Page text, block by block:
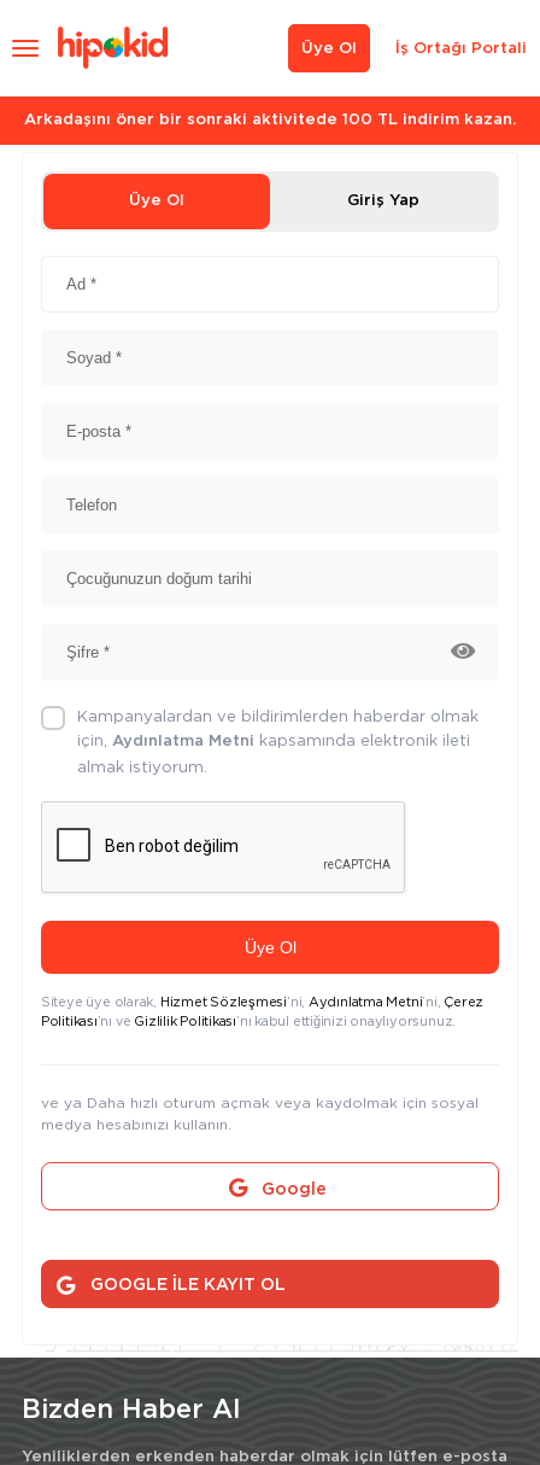
İş Ortağı Portali
Üye Ol
Arkadaşını öner bir sonraki aktivitede 100 TL indirim kazan.
Üye Ol Giriş Yap
Kampanyalardan ve bildirimlerden haberdar olmak
için, Aydınlatma Metni kapsamında elektronik ileti
almak istiyorum.
Üye Ol
Siteye üye olarak, Hizmet Sözleşmesi’ni, Aydınlatma Metni’ni, Çerez
Politikası’nı ve Gizlilik Politikası’nı kabul ettiğinizi onaylıyorsunuz.
ve ya Daha hızlı oturum açmak veya kaydolmak için sosyal
medya hesabınızı kullanın.
Google
GOOGLE İLE KAYIT OL
Bizden Haber Al
Yeniliklerden erkenden haberdar olmak için lütfen e-posta